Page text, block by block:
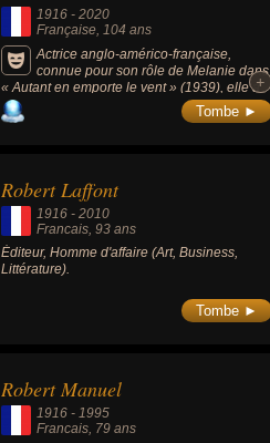
1916 - 2020
Française, 104 ans
Actrice anglo-américo-française,
connue pour son rôle de Melanie dans
« Autant en emporte le vent » (1939), elle a
joué dans 49 films et était considérée (au
moment de sa mort) comme la dernière «
âgée au monde.
+
+
Tombe ►
Robert Laffont
1916 - 2010
Francais, 93 ans
Éditeur, Homme d'affaire (Art, Business,
Littérature).
Tombe ►
Robert Manuel
1916 - 1995
Francais, 79 ans